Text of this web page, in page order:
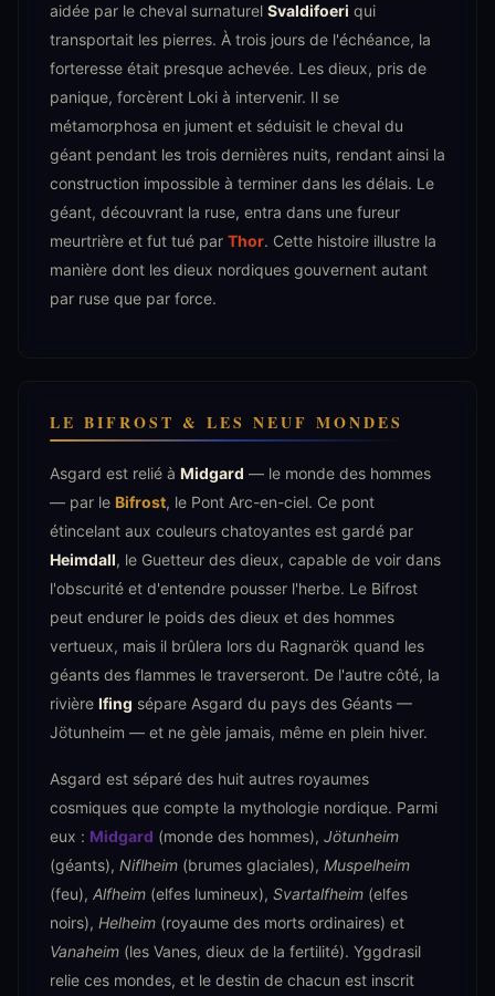
aidée par le cheval surnaturel Svaldifoeri qui
transportait les pierres. À trois jours de l'échéance, la
forteresse était presque achevée. Les dieux, pris de
panique, forcèrent Loki à intervenir. Il se
métamorphosa en jument et séduisit le cheval du
géant pendant les trois dernières nuits, rendant ainsi la
construction impossible à terminer dans les délais. Le
géant, découvrant la ruse, entra dans une fureur
meurtrière et fut tué par Thor. Cette histoire illustre la
manière dont les dieux nordiques gouvernent autant
par ruse que par force.
LE BIFROST & LES NEUF MONDES
Asgard est relié à Midgard — le monde des hommes
— par le Bifrost, le Pont Arc-en-ciel. Ce pont
étincelant aux couleurs chatoyantes est gardé par
Heimdall, le Guetteur des dieux, capable de voir dans
l'obscurité et d'entendre pousser l'herbe. Le Bifrost
peut endurer le poids des dieux et des hommes
vertueux, mais il brûlera lors du Ragnarök quand les
géants des flammes le traverseront. De l'autre côté, la
rivière Ifing sépare Asgard du pays des Géants —
Jötunheim — et ne gèle jamais, même en plein hiver.
Asgard est séparé des huit autres royaumes
cosmiques que compte la mythologie nordique. Parmi
eux : Midgard (monde des hommes), Jötunheim
(géants), Niflheim (brumes glaciales), Muspelheim
(feu), Alfheim (elfes lumineux), Svartalfheim (elfes
noirs), Helheim (royaume des morts ordinaires) et
Vanaheim (les Vanes, dieux de la fertilité). Yggdrasil
relie ces mondes, et le destin de chacun est inscrit